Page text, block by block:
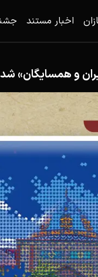
اخبار مستند
و همسایگان» شد